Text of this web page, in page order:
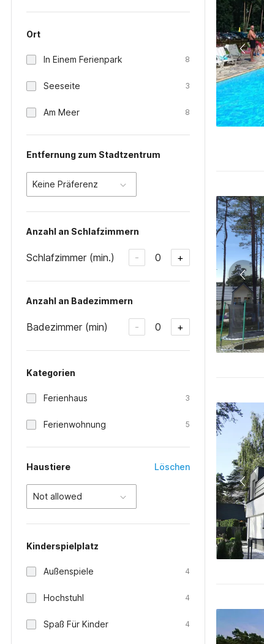
Ort
In Einem Ferienpark 8
Seeseite 3
Am Meer 8
Entfernung zum Stadtzentrum
Keine Präferenz
Anzahl an Schlafzimmern
Schlafzimmer (min.) - 0 +
Anzahl an Badezimmern
Badezimmer (min) - 0 +
Kategorien
Ferienhaus 3
Ferienwohnung 5
Haustiere Löschen
Not allowed
Kinderspielplatz
Außenspiele 4
Hochstuhl 4
Spaß Für Kinder 4